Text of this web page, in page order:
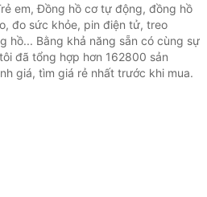
em, Đồng hồ cơ tự động, đồng hồ
đo sức khỏe, pin điện tử, treo
hồ... Bằng khả năng sẵn có cùng sự
đã tổng hợp hơn 162800 sản
giá, tìm giá rẻ nhất trước khi mua.